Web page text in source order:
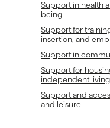
Support in health
being
Support for
insertion, and
Support in
Support for
independent living
Support and
and leisure